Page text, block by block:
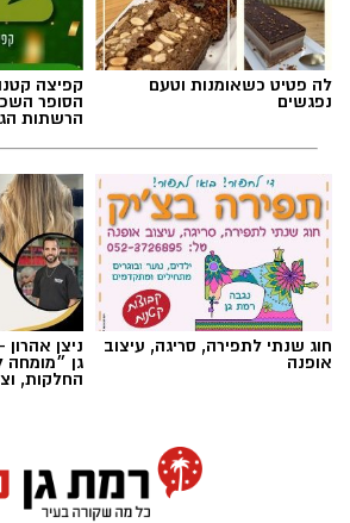
אם היה שיר שהיה יכול להתנגן
מערכת בחירות בישראל, "איזו
מועמד רציני. אלי לוזון שר על
על הקשיים ועל התחושה שמשהו
השאלה שבכותרת? איכשהו היא
לה פטיט כשאומנות וטעם
נפגשים
קפיצה
הסופר
הרשתות
חוג שנתי לתפירה, סריגה, עיצוב
אופנה
ניצן
גן ״מומחה
החלקות,